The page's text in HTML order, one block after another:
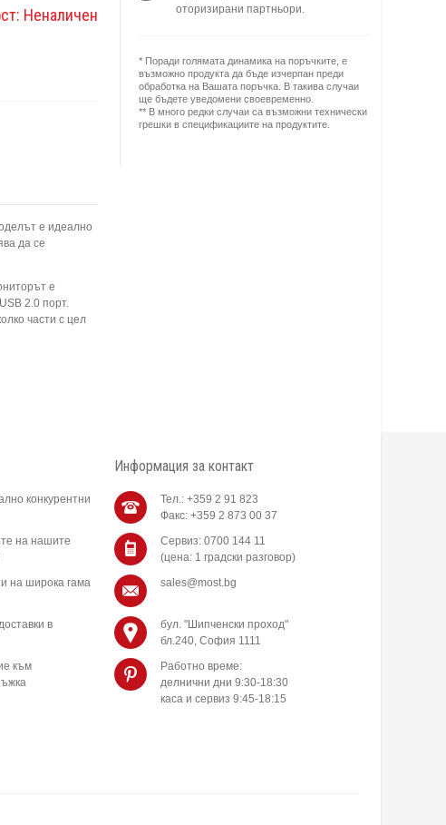
Неналичен
оторизирани партньори.
* Поради голямата динамика на поръчките, е
възможно продукта да бъде изчерпан преди
обработка на Вашата поръчка. В такива случаи
ще бъдете уведомени своевременно.
** В много редки случаи са възможни технически
грешки в спецификациите на продуктите.
е идеално
да се
е
2.0 порт.
части с цел
конкурентни
на нашите
на широка гама
в
към
Информация за контакт
Тел.: +359 2 91 823
Факс: +359 2 873 00 37
Сервиз: 0700 144 11
(цена: 1 градски разговор)
sales@most.bg
бул. "Шипченски проход"
бл.240, София 1111
Работно време:
делнични дни 9:30-18:30
каса и сервиз 9:45-18:15